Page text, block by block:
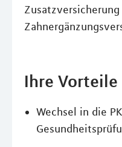
Ihre Vorteile
Wechsel in die